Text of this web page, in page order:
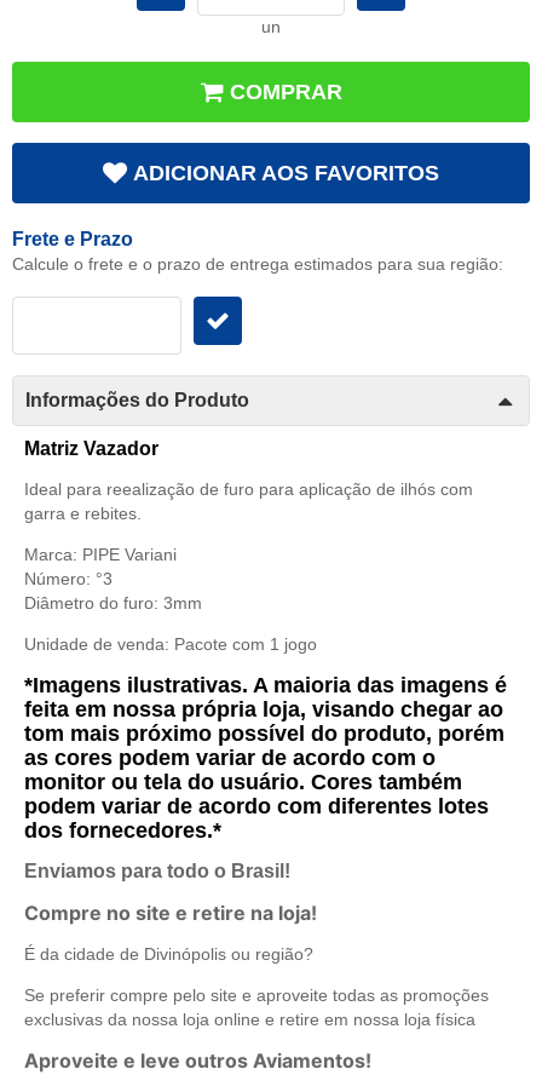
un
COMPRAR
ADICIONAR AOS FAVORITOS
Frete e Prazo
Calcule o frete e o prazo de entrega estimados para sua região:
Informações do Produto
Matriz Vazador
Ideal para reealização de furo para aplicação de ilhós com
garra e rebites.
Marca: PIPE Variani
Número: °3
Diâmetro do furo: 3mm
Unidade de venda: Pacote com 1 jogo
*Imagens ilustrativas. A maioria das imagens é
feita em nossa própria loja, visando chegar ao
tom mais próximo possível do produto, porém
as cores podem variar de acordo com o
monitor ou tela do usuário. Cores também
podem variar de acordo com diferentes lotes
dos fornecedores.*
Enviamos para todo o Brasil!
Compre no site e retire na loja!
É da cidade de Divinópolis ou região?
Se preferir compre pelo site e aproveite todas as promoções
exclusivas da nossa loja online e retire em nossa loja física
Aproveite e leve outros Aviamentos!